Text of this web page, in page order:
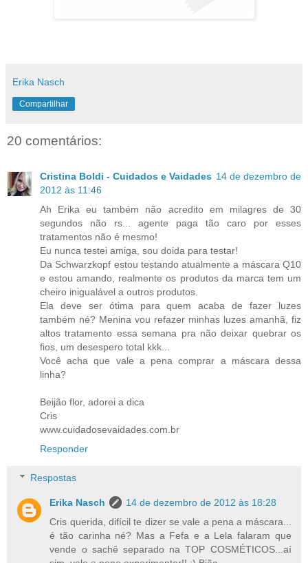
Erika Nasch
Compartilhar
20 comentários:
Cristina Boldi - Cuidados e Vaidades 14 de dezembro de
2012 às 11:46
Ah Erika eu também não acredito em milagres de 30
segundos não rs... agente paga tão caro por esses
tratamentos não é mesmo!
Eu nunca testei amiga, sou doida para testar!
Da Schwarzkopf estou testando atualmente a máscara Q10
e estou amando, realmente os produtos da marca tem um
cheiro inigualável a outros produtos.
Ela deve ser ótima para quem acaba de fazer luzes
também né? Menina vou refazer minhas luzes amanhã, fiz
altos tratamento essa semana pra não deixar quebrar os
fios, um desespero total kkk...
Você acha que vale a pena comprar a máscara dessa
linha?
Beijão flor, adorei a dica
Cris
www.cuidadosevaidades.com.br
Responder
Respostas
Erika Nasch
14 de dezembro de 2012 às 18:28
Cris querida, difícil te dizer se vale a pena a máscara...
é tão carinha né? Mas a Fefa e a Lela falaram que
vende o sachê separado na TOP COSMÉTICOS...aí